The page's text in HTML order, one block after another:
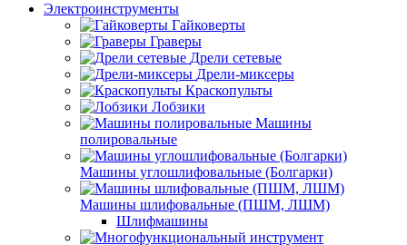
Электроинструменты
Гайковерты
Граверы
Дрели сетевые
Дрели-миксеры
Краскопульты
Лобзики
Машины
полировальные
Машины углошлифовальные (Болгарки)
Машины шлифовальные (ПШМ, ЛШМ)
Шлифмашины